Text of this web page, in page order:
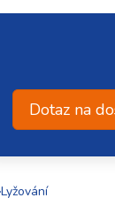
Dotaz na
Lyžování